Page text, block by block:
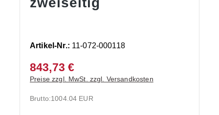
Artikel-Nr.: 11-072-000118
843,73 €
Preise zzgl. MwSt. zzgl. Versandkosten
Brutto:1004.04 EUR